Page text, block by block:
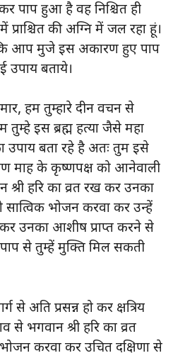
हुआ है वह निश्चित ही
प्राश्चित की अग्नि में जल रहा हूं।
आप मुजे इस अकारण हुए पाप
उपाय बताये।
हम तुम्हारे दीन वचन से
तुम्हे इस ब्रह्म हत्या जैसे महा
उपाय बता रहे है अतः तुम इसे
माह के कृष्णपक्ष को आनेवाली
हरि का व्रत रख कर उनका
सात्विक भोजन करवा कर उन्हें
कर उनका आशीष प्राप्त करने से
से तुम्हें मुक्ति मिल सकती
से अति प्रसन्न हो कर क्षत्रिय
से भगवान श्री हरि का व्रत
करवा कर उचित दक्षिणा से